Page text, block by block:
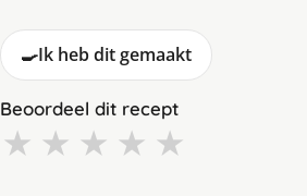
🍳Ik heb dit gemaakt
Beoordeel dit recept
★ ★ ★ ★ ★